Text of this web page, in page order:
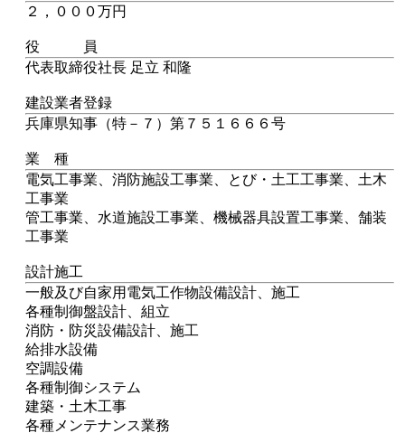
２，０００万円
役 員
代表取締役社長 足立 和隆
建設業者登録
兵庫県知事（特－７）第７５１６６６号
業 種
電気工事業、消防施設工事業、とび・土工工事業、土木
工事業
管工事業、水道施設工事業、機械器具設置工事業、舗装
工事業
設計施工
一般及び自家用電気工作物設備設計、施工
各種制御盤設計、組立
消防・防災設備設計、施工
給排水設備
空調設備
各種制御システム
建築・土木工事
各種メンテナンス業務